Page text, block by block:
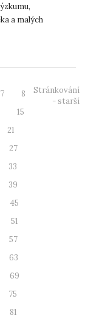
a malých
7
8
15
21
27
33
39
45
51
57
63
69
75
81
Stránkování
- starší